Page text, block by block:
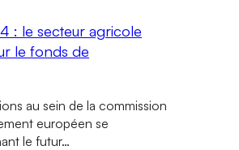
: le secteur agricole
le fonds de
au sein de la commission
européen se
le futur…